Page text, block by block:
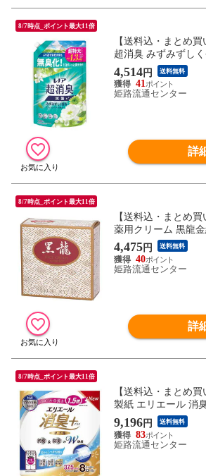
8/7時点_ポイント最大11倍
【送料込・まとめ
超消臭 みずみずし
ーンの香り つめか
mL P&G 柔軟剤
4,514円 送料無料
41
姫路流通センター
詳
8/7時点_ポイント最大11倍
【送料込・まとめ
薬用クリーム 黒龍金
ーム
4,475円 送料無料
40
姫路流通センター
詳
8/7時点_ポイント最大11倍
【送料込・まとめ
製紙 エリエール 消
ュー 芯からしっか
の香り コンパクト 8
レットペーパー
9,196円 送料無料
83
姫路流通センター